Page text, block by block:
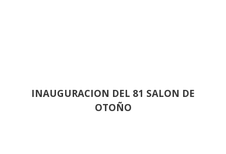
INAUGURACION DEL 81 SALON DE
OTOÑO